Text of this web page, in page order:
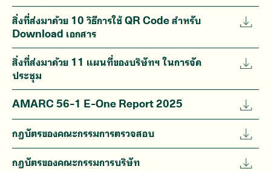
สิ่งที่ส่งมาด้วย 10 วิธีการใช้ QR Code สำหรับ
Download เอกสาร
สิ่งที่ส่งมาด้วย 11 แผนที่ของบริษัทฯ ในการจัด
ประชุม
AMARC 56-1 E-One Report 2025
กฎบัตรของคณะกรรมการตรวจสอบ
กฎบัตรของคณะกรรมการบริษัท